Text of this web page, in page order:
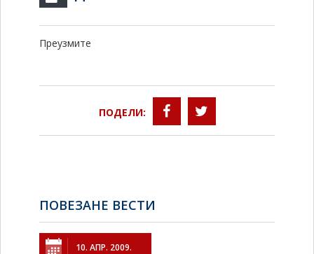
Преузмите
ПОДЕЛИ:
ПОВЕЗАНЕ ВЕСТИ
10. АПР. 2009.